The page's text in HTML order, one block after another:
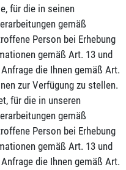
für die in seinen
gemäß
Person bei Erhebung
gemäß Art. 13 und
die Ihnen gemäß Art.
zur Verfügung zu stellen.
für die in unseren
gemäß
Person bei Erhebung
gemäß Art. 13 und
die Ihnen gemäß Art.